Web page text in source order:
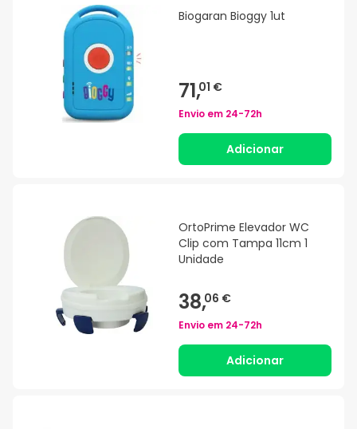
Biogaran Bioggy 1ut
71,01 €
Envio em 24-72h
Adicionar
OrtoPrime Elevador WC
Clip com Tampa 11cm 1
Unidade
38,06 €
Envio em 24-72h
Adicionar